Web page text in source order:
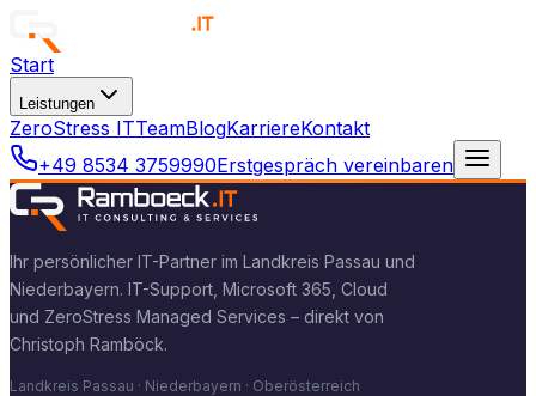
Start
Leistungen
ZeroStress ITTeamBlogKarriereKontakt
+49 8534 3759990Erstgespräch vereinbaren
Ihr persönlicher IT-Partner im Landkreis Passau und
Niederbayern. IT-Support, Microsoft 365, Cloud
und ZeroStress Managed Services – direkt von
Christoph Ramböck.
Landkreis Passau · Niederbayern · Oberösterreich